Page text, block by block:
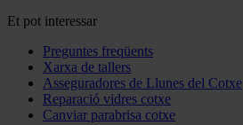
Et pot interessar
Preguntes freqüents
Xarxa de tallers
Asseguradores de Llunes del Cotxe
Reparació vidres cotxe
Canviar parabrisa cotxe